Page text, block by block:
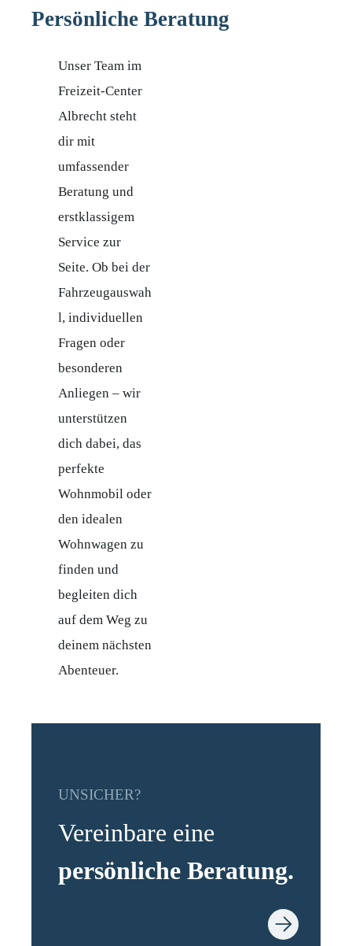
Persönliche Beratung
Unser Team im
Freizeit-Center
Albrecht steht
dir mit
umfassender
Beratung und
erstklassigem
Service zur
Seite. Ob bei der
Fahrzeugauswah
l, individuellen
Fragen oder
besonderen
Anliegen – wir
unterstützen
dich dabei, das
perfekte
Wohnmobil oder
den idealen
Wohnwagen zu
finden und
begleiten dich
auf dem Weg zu
deinem nächsten
Abenteuer.
UNSICHER?
Vereinbare eine
persönliche Beratung.